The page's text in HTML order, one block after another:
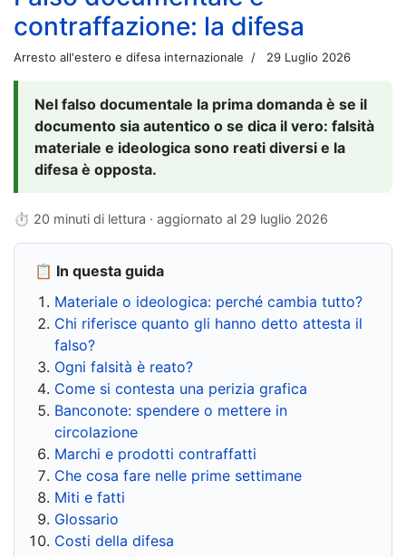
contraffazione: la difesa
Arresto all'estero e difesa internazionale 29 Luglio 2026
Nel falso documentale la prima domanda è se il
documento sia autentico o se dica il vero: falsità
materiale e ideologica sono reati diversi e la
difesa è opposta.
⏱ 20 minuti di lettura · aggiornato al 29 luglio 2026
📋 In questa guida
Materiale o ideologica: perché cambia tutto?
Chi riferisce quanto gli hanno detto attesta il
falso?
Ogni falsità è reato?
Come si contesta una perizia grafica
Banconote: spendere o mettere in
circolazione
Marchi e prodotti contraffatti
Che cosa fare nelle prime settimane
Miti e fatti
Glossario
Costi della difesa